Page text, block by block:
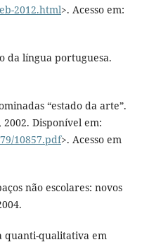
2012.html>. Acesso em:
da língua portuguesa.
“estado da arte”.
2002. Disponível em:
10857.pdf>. Acesso em
não escolares: novos
quanti-qualitativa em